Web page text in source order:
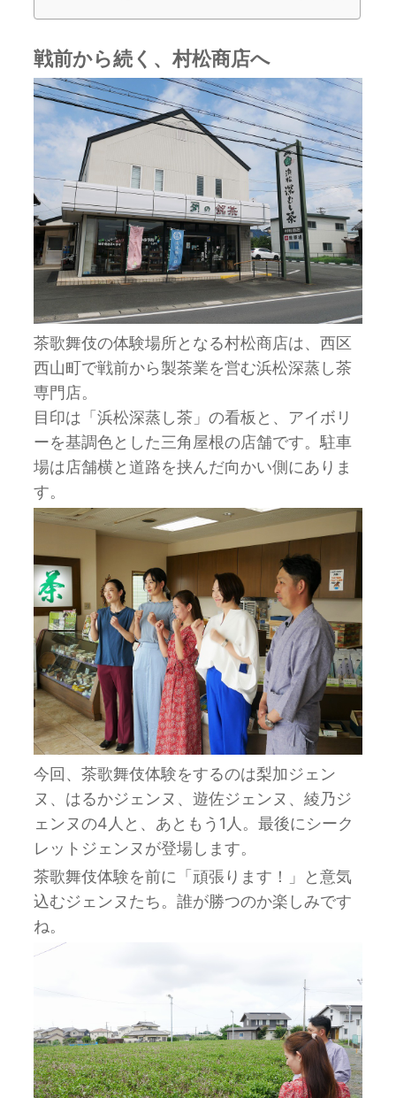
戦前から続く、村松商店へ
茶歌舞伎の体験場所となる村松商店は、西区
西山町で戦前から製茶業を営む浜松深蒸し茶
専門店。
目印は「浜松深蒸し茶」の看板と、アイボリ
ーを基調色とした三角屋根の店舗です。駐車
場は店舗横と道路を挟んだ向かい側にありま
す。
今回、茶歌舞伎体験をするのは梨加ジェン
ヌ、はるかジェンヌ、遊佐ジェンヌ、綾乃ジ
ェンヌの4人と、あともう1人。最後にシーク
レットジェンヌが登場します。
茶歌舞伎体験を前に「頑張ります！」と意気
込むジェンヌたち。誰が勝つのか楽しみです
ね。